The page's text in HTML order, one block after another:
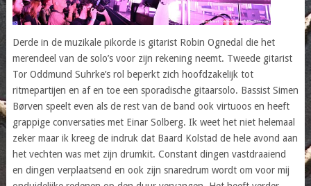
Derde in de muzikale pikorde is gitarist Robin Ognedal die het
merendeel van de solo’s voor zijn rekening neemt. Tweede gitarist
Tor Oddmund Suhrke’s rol beperkt zich hoofdzakelijk tot
ritmepartijen en af en toe een sporadische gitaarsolo. Bassist Simen
Børven speelt even als de rest van de band ook virtuoos en heeft
grappige conversaties met Einar Solberg. Ik weet het niet helemaal
zeker maar ik kreeg de indruk dat Baard Kolstad de hele avond aan
het vechten was met zijn drumkit. Constant dingen vastdraaiend
en dingen verplaatsend en ook zijn snaredrum wordt om voor mij